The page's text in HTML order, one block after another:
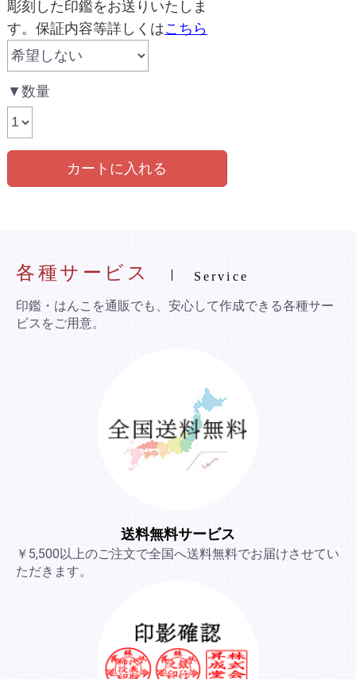
彫刻した印鑑をお送りいたしま
す。保証内容等詳しくはこちら
▼数量
カートに入れる
各種サービス Service
印鑑・はんこを通販でも、安心して作成できる各種サー
ビスをご用意。
送料無料サービス
￥5,500以上のご注文で全国へ送料無料でお届けさせてい
ただきます。